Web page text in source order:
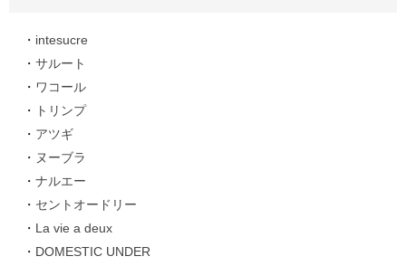
intesucre
サルート
ワコール
トリンプ
アツギ
ヌーブラ
ナルエー
セントオードリー
La vie a deux
DOMESTIC UNDER